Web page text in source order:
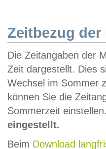
Zeitbezug der
Die Zeitangaben der
Zeit dargestellt. Dies
Wechsel im Sommer
können Sie die
Sommerzeit
eingestellt.
Beim Download